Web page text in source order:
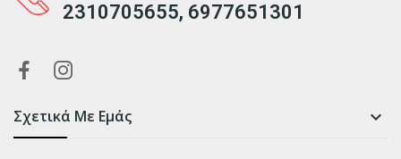
2310705655, 6977651301
Σχετικά Με Εμάς 